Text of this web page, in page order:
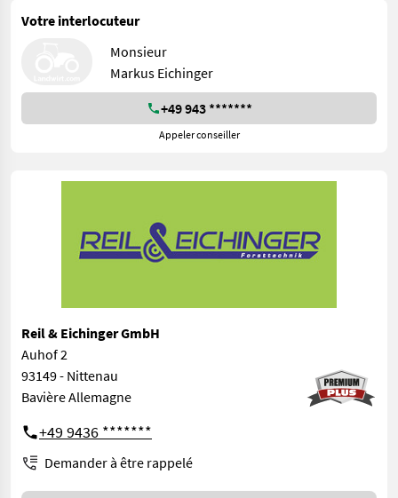
Votre interlocuteur
Monsieur
Markus Eichinger
+49 943 *******
Appeler conseiller
Reil & Eichinger GmbH
Auhof 2
93149 - Nittenau
Bavière Allemagne
+49 9436 *******
Demander à être rappelé